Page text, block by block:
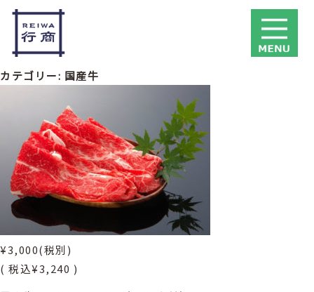
カテゴリー: 国産牛
¥3,000(税別)
( 税込¥3,240 )